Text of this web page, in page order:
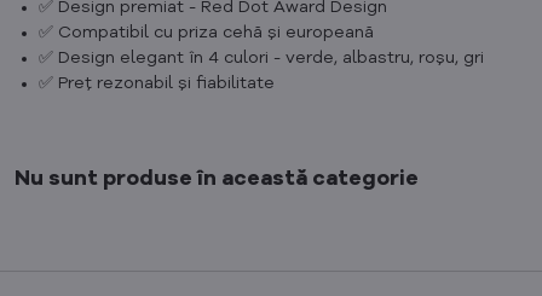
✅ Design premiat - Red Dot Award Design
✅ Compatibil cu priza cehă și europeană
✅ Design elegant în 4 culori - verde, albastru, roșu, gri
✅ Preț rezonabil și fiabilitate